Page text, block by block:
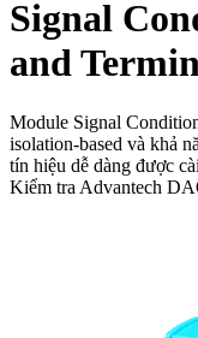
Signal
and
Module Signal
isolation-based và khả
tín hiệu dễ dàng được
Kiểm tra Advantech